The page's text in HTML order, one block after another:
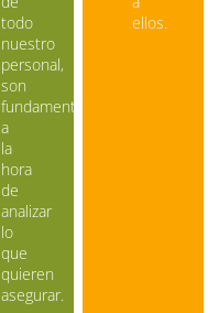
todo
nuestro
personal,
son
fundamentales
a
la
hora
de
analizar
lo
que
quieren
asegurar.
ellos.